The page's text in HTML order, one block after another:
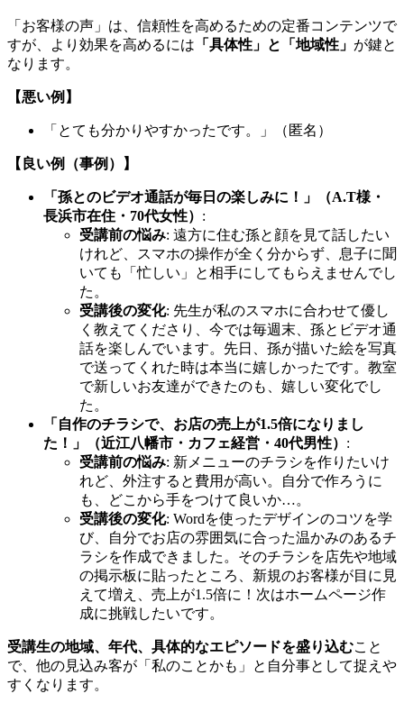
「お客様の声」は、信頼性を高めるための定番コンテンツで
すが、より効果を高めるには 「具体性」と「地域性」 が鍵と
なります。
【悪い例】
「とても分かりやすかったです。」（匿名）
【良い例（事例）】
「孫とのビデオ通話が毎日の楽しみに！」（A.T様・
長浜市在住・70代女性） :
受講前の悩み: 遠方に住む孫と顔を見て話したい
けれど、スマホの操作が全く分からず、息子に聞
いても「忙しい」と相手にしてもらえませんでし
た。
受講後の変化: 先生が私のスマホに合わせて優し
く教えてくださり、今では毎週末、孫とビデオ通
話を楽しんでいます。先日、孫が描いた絵を写真
で送ってくれた時は本当に嬉しかったです。教室
で新しいお友達ができたのも、嬉しい変化でし
た。
「自作のチラシで、お店の売上が1.5倍になりまし
た！」（近江八幡市・カフェ経営・40代男性） :
受講前の悩み: 新メニューのチラシを作りたいけ
れど、外注すると費用が高い。自分で作ろうに
も、どこから手をつけて良いか…。
受講後の変化: Wordを使ったデザインのコツを学
び、自分でお店の雰囲気に合った温かみのあるチ
ラシを作成できました。そのチラシを店先や地域
の掲示板に貼ったところ、新規のお客様が目に見
えて増え、売上が1.5倍に！次はホームページ作
成に挑戦したいです。
受講生の地域、年代、具体的なエピソードを盛り込むこと
で、他の見込み客が「私のことかも」と自分事として捉えや
すくなります。